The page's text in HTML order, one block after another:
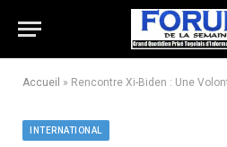
Accueil » Rencontre Xi-Biden : Une Volonté
INTERNATIONAL